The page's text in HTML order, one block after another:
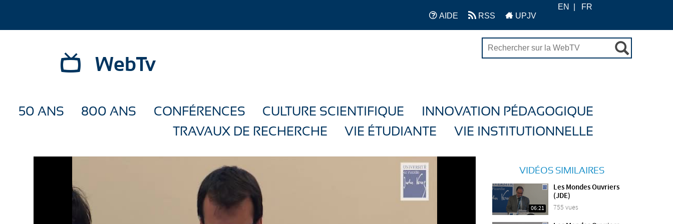
AIDE RSS UPJV
EN FR
WebTv
50 ANS 800 ANS CONFÉRENCES CULTURE SCIENTIFIQUE
INNOVATION PÉDAGOGIQUE
TRAVAUX DE RECHERCHE
VIE ÉTUDIANTE VIE INSTITUTIONNELLE
VIDÉOS SIMILAIRES
06:21
Les Mondes Ouvriers
(JDE)
755 vues